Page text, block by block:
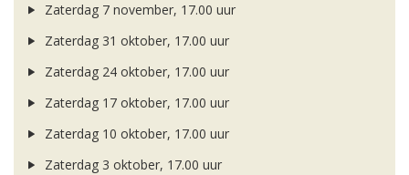
Zaterdag 7 november, 17.00 uur
Zaterdag 31 oktober, 17.00 uur
Zaterdag 24 oktober, 17.00 uur
Zaterdag 17 oktober, 17.00 uur
Zaterdag 10 oktober, 17.00 uur
Zaterdag 3 oktober, 17.00 uur